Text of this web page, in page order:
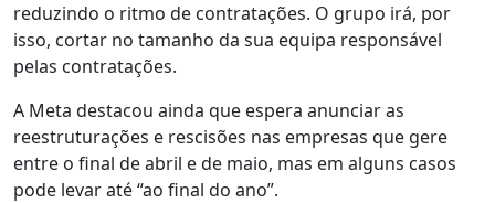
reduzindo o ritmo de contratações. O grupo irá, por
isso, cortar no tamanho da sua equipa responsável
pelas contratações.
A Meta destacou ainda que espera anunciar as
reestruturações e rescisões nas empresas que gere
entre o final de abril e de maio, mas em alguns casos
pode levar até “ao final do ano”.